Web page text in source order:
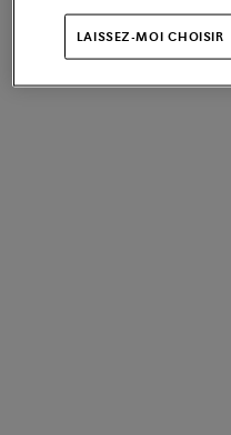
LAISSEZ-MOI CHOISIR